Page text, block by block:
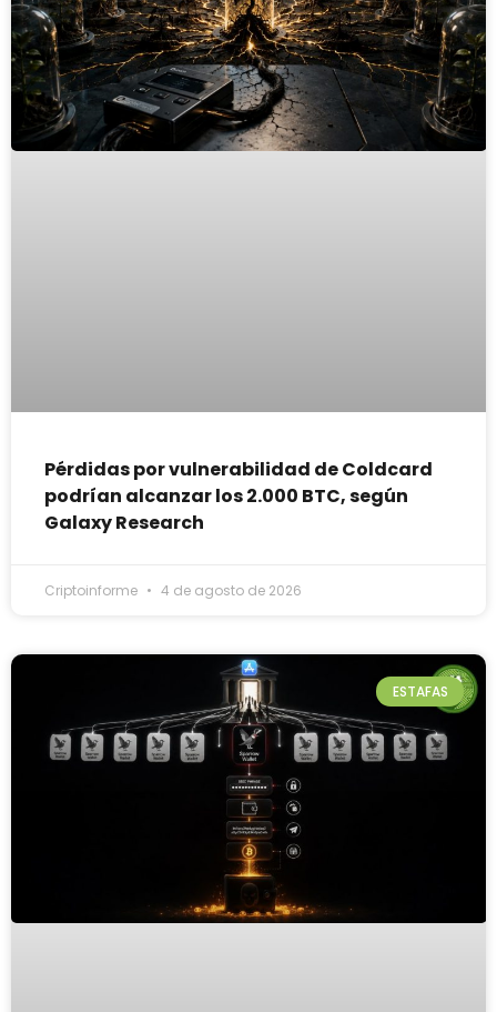
Pérdidas por vulnerabilidad de Coldcard
podrían alcanzar los 2.000 BTC, según
Galaxy Research
Criptoinforme 4 de agosto de 2026
ESTAFAS